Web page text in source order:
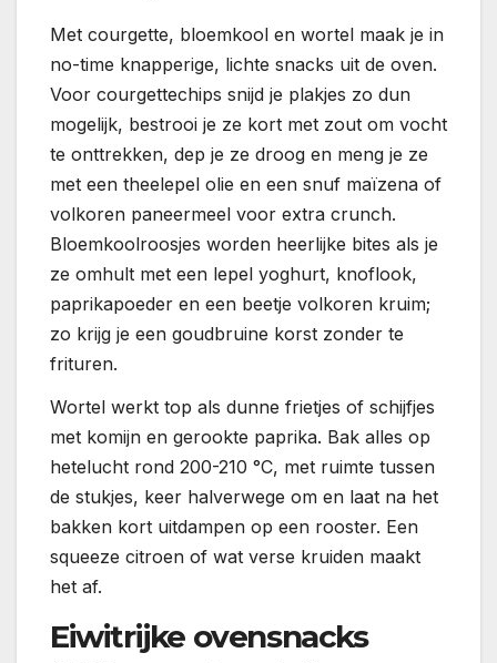
Met courgette, bloemkool en wortel maak je in
no-time knapperige, lichte snacks uit de oven.
Voor courgettechips snijd je plakjes zo dun
mogelijk, bestrooi je ze kort met zout om vocht
te onttrekken, dep je ze droog en meng je ze
met een theelepel olie en een snuf maïzena of
volkoren paneermeel voor extra crunch.
Bloemkoolroosjes worden heerlijke bites als je
ze omhult met een lepel yoghurt, knoflook,
paprikapoeder en een beetje volkoren kruim;
zo krijg je een goudbruine korst zonder te
frituren.
Wortel werkt top als dunne frietjes of schijfjes
met komijn en gerookte paprika. Bak alles op
hetelucht rond 200-210 °C, met ruimte tussen
de stukjes, keer halverwege om en laat na het
bakken kort uitdampen op een rooster. Een
squeeze citroen of wat verse kruiden maakt
het af.
Eiwitrijke ovensnacks